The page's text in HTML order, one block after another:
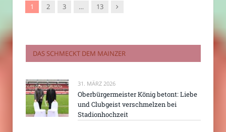
1 2 3 … 13 Nachfolger
DAS SCHMECKT DEM MAINZER
31. MÄRZ 2026
Oberbürgermeister König betont: Liebe
und Clubgeist verschmelzen bei
Stadionhochzeit